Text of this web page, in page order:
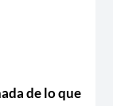
de lo que